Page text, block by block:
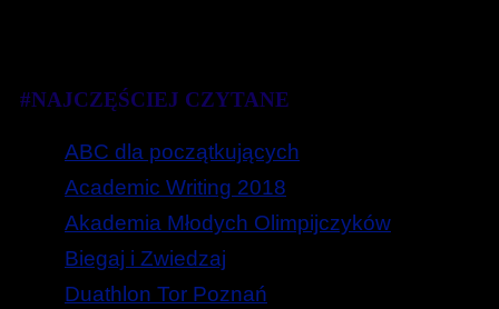
#NAJCZĘŚCIEJ CZYTANE
ABC dla początkujących
Academic Writing 2018
Akademia Młodych Olimpijczyków
Biegaj i Zwiedzaj
Duathlon Tor Poznań